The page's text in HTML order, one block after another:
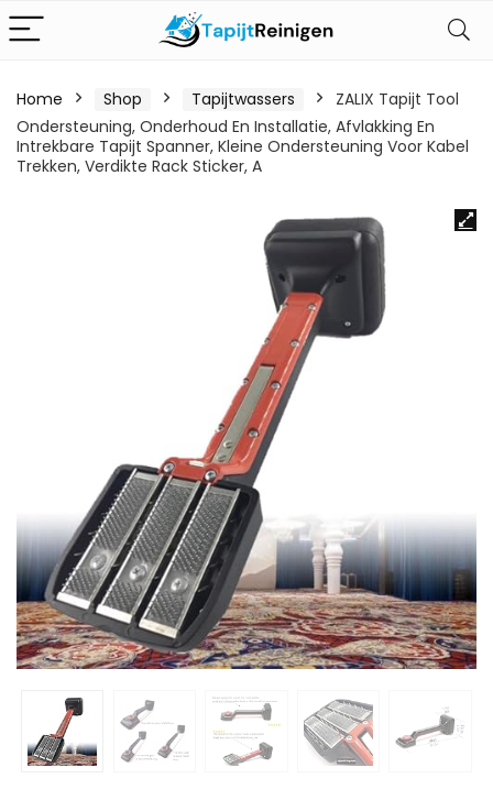
Home Shop Tapijtwassers
ZALIX Tapijt Tool
Ondersteuning, Onderhoud En Installatie, Afvlakking En
Intrekbare Tapijt Spanner, Kleine Ondersteuning Voor Kabel
Trekken, Verdikte Rack Sticker, A